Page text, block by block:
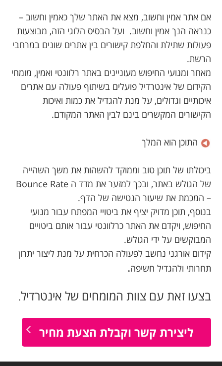
אם אתר אמין וחשוב, מצא את האתר שלך כאמין וחשוב –
כנראה הנך אמין וחשוב. ועל הבסיס הלוגי הזה, מבוצעות
פעולות שתילת והחלפת קישורים בין אתרים שונים במרחבי
הרשת.
מאחר ומנועי החיפוש מעוניינים באתר רלוונטי ואמין, מומחי
הקידום של אינטרדיל פועלים בשיתוף פעולה עם אתרים
איכותיים וגדולים, על מנת להגדיל את כמות ואיכות
הקישורים המקשרים בינם לבין האתר המקודם.
התוכן הוא המלך
ביכולתו של תוכן טוב וממוקד להשהות את משך השהייה
של הגולש באתר, ובכך למזער את מדד ה Bounce Rate
– המכמת את שיעור הנטישה של הדף.
בנוסף, תוכן מדויק יציף את ביטויי המפתח עבור מנועי
החיפוש, ויקדם את האתר כרלוונטי עבור אותם ביטויים
המבוקשים על ידי הגולש.
קידום אורגני נחשב לפעולה הכרחית על מנת ליצור יתרון
תחרותי ולהגדיל חשיפה.
בצעו זאת עם צוות המומחים של אינטרדיל.
ליצירת קשר וקבלת הצעת מחיר